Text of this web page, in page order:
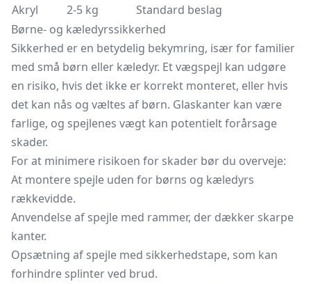
Akryl
2-5 kg
Standard beslag
Børne- og kæledyrssikkerhed
Sikkerhed er en betydelig bekymring, især for familier
med små børn eller kæledyr. Et vægspejl kan udgøre
en risiko, hvis det ikke er korrekt monteret, eller hvis
det kan nås og væltes af børn. Glaskanter kan være
farlige, og spejlenes vægt kan potentielt forårsage
skader.
For at minimere risikoen for skader bør du overveje:
At montere spejle uden for børns og kæledyrs
rækkevidde.
Anvendelse af spejle med rammer, der dækker skarpe
kanter.
Opsætning af spejle med sikkerhedstape, som kan
forhindre splinter ved brud.